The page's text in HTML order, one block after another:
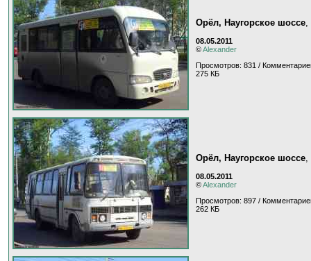
Орёл, Наугорское шоссе
08.05.2011
©Alexander
Просмотров: 831 /
275 КБ
Орёл, Наугорское шоссе
08.05.2011
©Alexander
Просмотров: 897 /
262 КБ